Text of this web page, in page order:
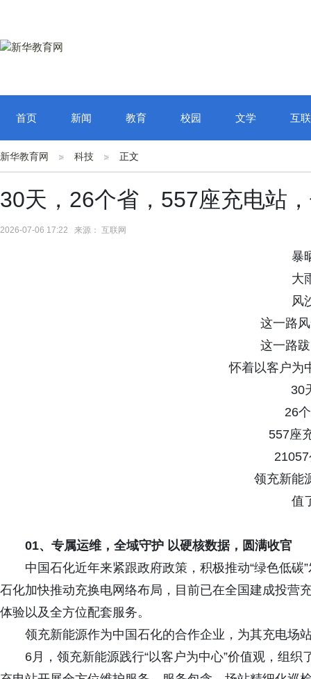
首页 新闻 教育 校园 文学 互
新华教育网 科技 正文
30天，26个省，557座充电站
2026-07-06 17:22 来源： 互联网
暴
大
风
这一路
这一路
怀着以客户为
30
26
557座
领充新能
值
01、 专属运维 ，全域守护 以硬核数据，圆满收官
中国石化近年来紧跟政府政策，积极推动“绿色低
石化加快推动充换电网络布局，目前已在全国建成投营
体验以及全方位配套服务。
领充新能源作为中国石化的合作企业，为其充电场
6月，领充新能源践行“以客户为中心”价值观，组